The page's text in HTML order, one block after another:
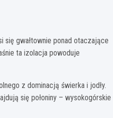
się gwałtownie ponad otaczające
ta izolacja powoduje
z dominacją świerka i jodły.
się połoniny – wysokogórskie